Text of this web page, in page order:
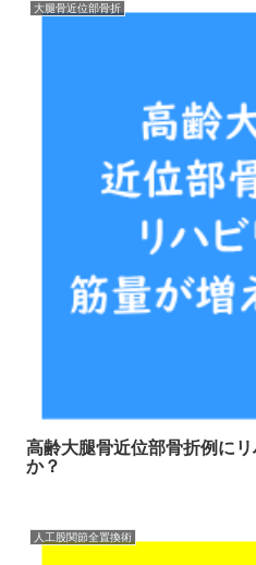
大腿骨近位部骨折
高齢大腿骨近位部骨折例に
か？
人工股関節全置換術